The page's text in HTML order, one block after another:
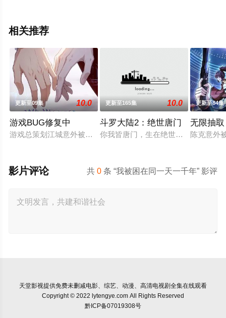
相关推荐
更新至09集 10.0
游戏BUG修复中
游戏总策划江城意外被卷入自己设计的《诸神黄昏》游戏世界，
更新至165集 10.0
斗罗大陆2：绝世唐门
你我皆唐门，生在绝世中——腾讯视
更新至84集
无限抽
陈克意外
共0 条 “我被困在同一天一千年” 影评
影片评论
天堂影视提供免费未删减电影、综艺、动漫、高清电视剧全集在线观看
Copyright © 2022 lytengye.com All Rights Reserved
黔ICP备07019308号